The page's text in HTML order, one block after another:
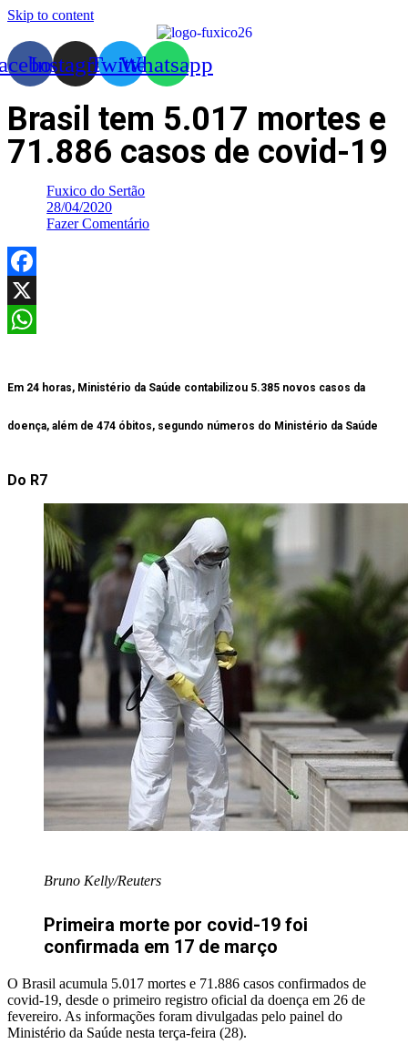
Skip to content
InstagramTwitterWhatsapp
Brasil tem 5.017 mortes e
71.886 casos de covid-19
Fuxico do Sertão
28/04/2020
Fazer Comentário
Facebook
X
Em 24 horas, Ministério da Saúde contabilizou 5.385 novos casos da
doença, além de 474 óbitos, segundo números do Ministério da Saúde
Do R7
Bruno Kelly/Reuters
Primeira morte por covid-19 foi
confirmada em 17 de março
O Brasil acumula 5.017 mortes e 71.886 casos confirmados de
covid-19, desde o primeiro registro oficial da doença em 26 de
fevereiro. As informações foram divulgadas pelo painel do
Ministério da Saúde nesta terça-feira (28).